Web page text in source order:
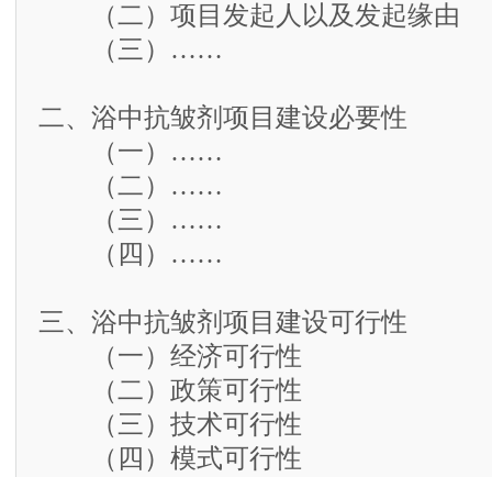
（二）项目发起人以及发起缘由
（三）……
二、浴中抗皱剂项目建设必要性
（一）……
（二）……
（三）……
（四）……
三、浴中抗皱剂项目建设可行性
（一）经济可行性
（二）政策可行性
（三）技术可行性
（四）模式可行性